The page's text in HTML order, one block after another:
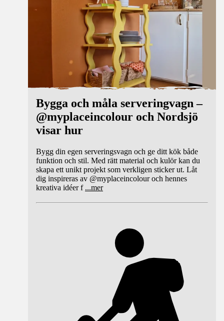
Bygga och måla serveringvagn –
@myplaceincolour och Nordsjö
visar hur
Bygg din egen serveringsvagn och ge ditt kök både
funktion och stil. Med rätt material och kulör kan du
skapa ett unikt projekt som verkligen sticker ut. Låt
dig inspireras av @myplaceincolour och hennes
kreativa idéer f ...mer